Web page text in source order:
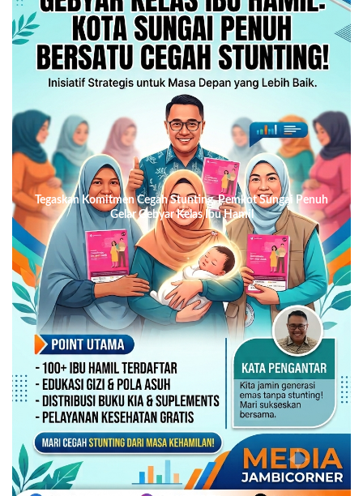
Tegaskan Komitmen Cegah Stunting, Pemkot Sungai Penuh
Gelar Gebyar Kelas Ibu Hamil